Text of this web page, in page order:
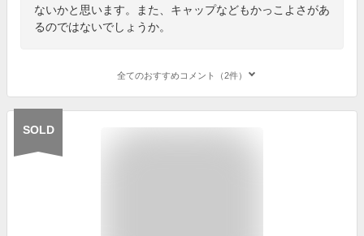
ないかと思います。また、キャップなどもかっこよさがあ
るのではないでしょうか。
全てのおすすめコメント（2件）
SOLD